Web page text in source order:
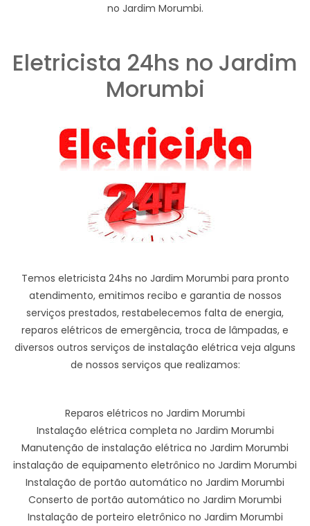
no Jardim Morumbi.
Eletricista 24hs no Jardim
Morumbi
Temos eletricista 24hs no Jardim Morumbi para pronto
atendimento, emitimos recibo e garantia de nossos
serviços prestados, restabelecemos falta de energia,
reparos elétricos de emergência, troca de lâmpadas, e
diversos outros serviços de instalação elétrica veja alguns
de nossos serviços que realizamos:
Reparos elétricos no Jardim Morumbi
Instalação elétrica completa no Jardim Morumbi
Manutenção de instalação elétrica no Jardim Morumbi
instalação de equipamento eletrônico no Jardim Morumbi
Instalação de portão automático no Jardim Morumbi
Conserto de portão automático no Jardim Morumbi
Instalação de porteiro eletrônico no Jardim Morumbi